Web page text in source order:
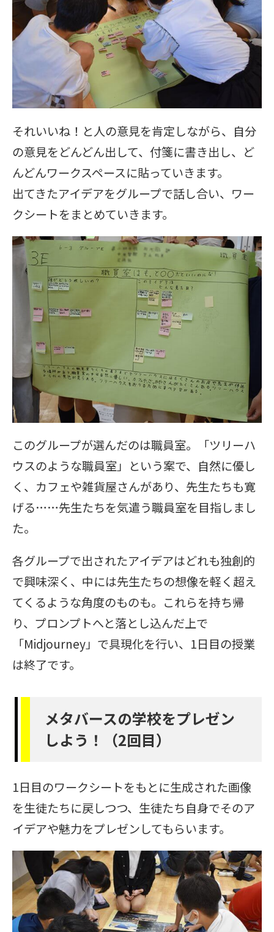
それいいね！と人の意見を肯定しながら、自分
の意見をどんどん出して、付箋に書き出し、ど
んどんワークスペースに貼っていきます。
出てきたアイデアをグループで話し合い、ワー
クシートをまとめていきます。
このグループが選んだのは職員室。「ツリーハ
ウスのような職員室」という案で、自然に優し
く、カフェや雑貨屋さんがあり、先生たちも寛
げる……先生たちを気遣う職員室を目指しまし
た。
各グループで出されたアイデアはどれも独創的
で興味深く、中には先生たちの想像を軽く超え
てくるような角度のものも。これらを持ち帰
り、プロンプトへと落とし込んだ上で
「Midjourney」で具現化を行い、1日目の授業
は終了です。
メタバースの学校をプレゼン
しよう！（2回目）
1日目のワークシートをもとに生成された画像
を生徒たちに戻しつつ、生徒たち自身でそのア
イデアや魅力をプレゼンしてもらいます。